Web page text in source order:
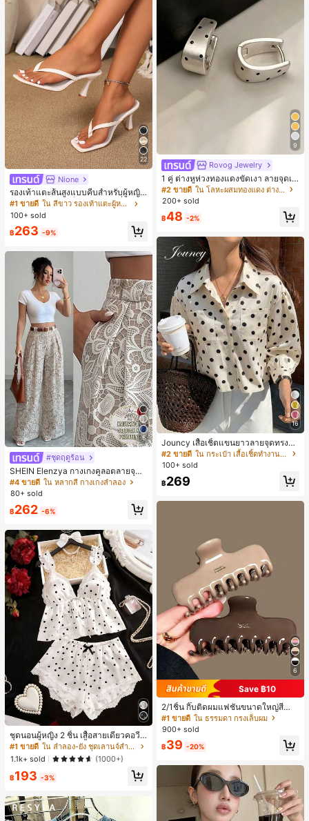
22
Nione
รองเท้าแตะส้นสูงแบบคีบสำหรับผู้หญิง
สไตล์คลาสสิก สีบล็อก สไตล์แฟรี่ฤดูร้อ
น ส้นเข็ม รองเท้าแตะแบบคีบ รองเท้าแ
ตะชายหาดแฟชั่นสายไขว้ รองเท้าผู้ห
ญิง สำหรับออฟฟิศ บ้าน กลางแจ้ง ดีไซ
น์หัวเหลี่ยม ชิคและหรูหรา สำหรับเดทไ
นท์
#1 ขายดี
ใน สีขาว รองเท้าแตะผู้หญิง
100+ sold
฿263 -9%
5
#ชุดฤดูร้อน
SHEIN Elenzya กางเกงคูลอตลายจุดเ
อวสูงแบบใหม่สำหรับฤดูใบไม้ผลิ/ฤดูร้อ
น, สไตล์หรูหราเหมาะสำหรับใส่ในชีวิต
ทจสำหรับฤดูรับปริญญา, เทศกาลดนตร
#4 ขายดี ใน หลากสี กางเกงลำลอง
80+ sold
฿262 -6%
ชุดนอนผู้หญิง 2 ชิ้น เสื้อสายเดี่ยวคอวีลู
กไม้ พร้อมกางเกงขาสั้นแต่งลูกไม้ แต่ง
โบว์ที่เอว ชุดลำลองผู้หญิงนุ่มสบายน่ารั
ก สไตล์เอสเธติก
#1 ขายดี
ใน ลำลอง-ยัง ชุดเลานจ์สำหรับผู้หญิง
1.1k+ sold
(1000+)
฿193 -3%
9
Rovog Jewelry
1 คู่ ต่างหูห่วงทองแดงขัดเงา ลายจุดเร
ขาคณิตสไตล์มินิมอล เหมาะสำหรับสว
มใส่ประจำวันแบบสบายๆ สำหรับผู้หญิง
#2 ขายดี
ใน โลหะผสมทองแดง ต่างหูผู้หญิง
200+ sold
฿48 -2%
16
Jouncy เสื้อเชิ้ตแขนยาวลายจุดทรงหล
วมสำหรับผู้หญิง
#2 ขายดี
ใน กระเป๋า เสื้อเชิ้ตทำงานมีกระเป๋า
100+ sold
฿269
6
Save ฿10
2/1ชิ้น กิ๊บติดผมแฟชั่นขนาดใหญ่สีน้ำ
ตาลชานมสำหรับผู้หญิง เหมาะสำหรับก
ารอาบน้ำ ล้างหน้า และจัดแต่งทรงผม
#1 ขายดี ใน ธรรมดา กรงเล็บผม
900+ sold
฿39 -20%